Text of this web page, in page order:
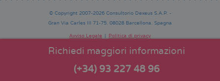
Richiedi maggiori informazioni
(+34) 93 227 48 96
© Copyright 2007-2026 Consultorio Dexeus S.A.P. -
Gran Via Carles III 71-75. 08028 Barcellona. Spagna
de
Avviso Legale
Politica di privacy